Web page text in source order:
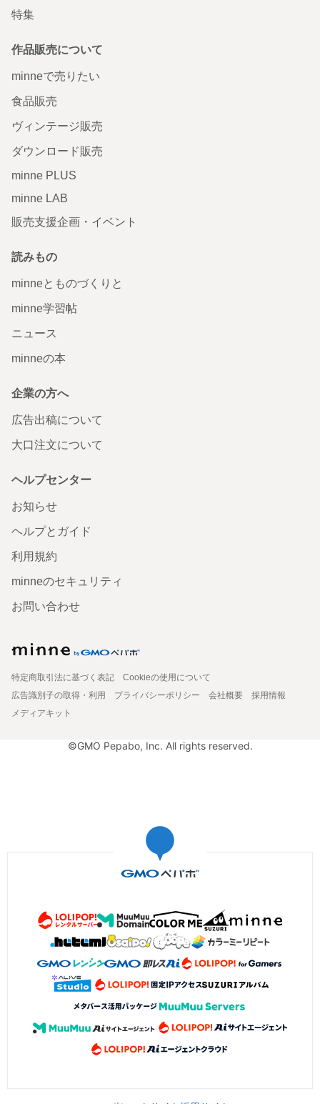
特集
作品販売について
minneで売りたい
食品販売
ヴィンテージ販売
ダウンロード販売
minne PLUS
minne LAB
販売支援企画・イベント
読みもの
minneとものづくりと
minne学習帖
ニュース
minneの本
企業の方へ
広告出稿について
大口注文について
ヘルプセンター
お知らせ
ヘルプとガイド
利用規約
minneのセキュリティ
お問い合わせ
特定商取引法に基づく表記
Cookieの使用について
広告識別子の取得・利用
プライバシーポリシー 会社概要
採用情報
メディアキット
©GMO Pepabo, Inc. All rights reserved.